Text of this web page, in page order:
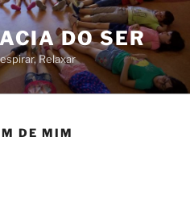
DO SER
Relaxar
DE MIM